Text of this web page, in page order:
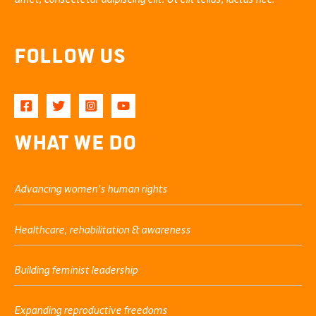
Follow Us
What We Do
Advancing women’s human rights
Healthcare, rehabilitation & awareness
Building feminist leadership
Expanding reproductive freedoms